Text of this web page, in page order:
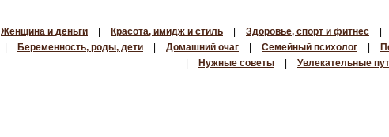
Женщина и деньги Красота, имидж и стиль Здоровье, спорт и фитнес
Беременность, роды, дети Домашний очаг Семейный психолог
Нужные советы Увлекательные